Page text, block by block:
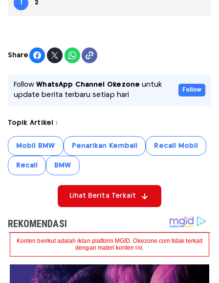
1 2
Share
FollowWhatsApp Channel Okezone untuk
update berita terbaru setiap hari
Follow
Topik Artikel :
Mobil BMW Penarikan Kembali Recall Mobil
Recall BMW
Lihat Berita Terkait